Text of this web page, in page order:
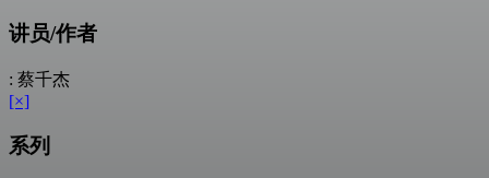
讲员/作者
: 蔡千杰
[×]
系列